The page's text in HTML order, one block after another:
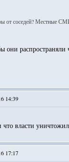
от соседей? Местные
они распространяли
14:39
власти
17:17